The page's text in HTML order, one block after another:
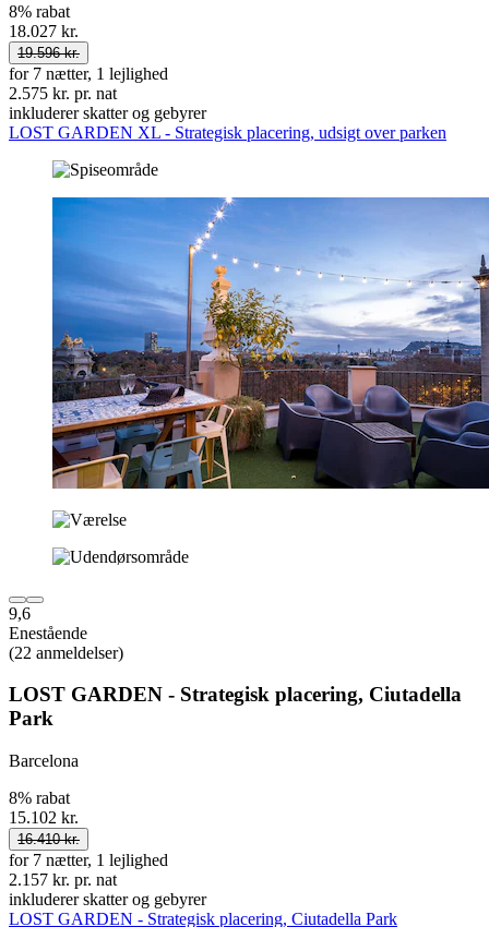
8% rabat
18.027 kr.
19.596 kr.
for 7 nætter, 1 lejlighed
2.575 kr. pr. nat
inkluderer skatter og gebyrer
LOST GARDEN XL - Strategisk placering, udsigt over parken
9,6
Enestående
(22 anmeldelser)
LOST GARDEN - Strategisk placering, Ciutadella
Park
Barcelona
8% rabat
15.102 kr.
16.410 kr.
for 7 nætter, 1 lejlighed
2.157 kr. pr. nat
inkluderer skatter og gebyrer
LOST GARDEN - Strategisk placering, Ciutadella Park